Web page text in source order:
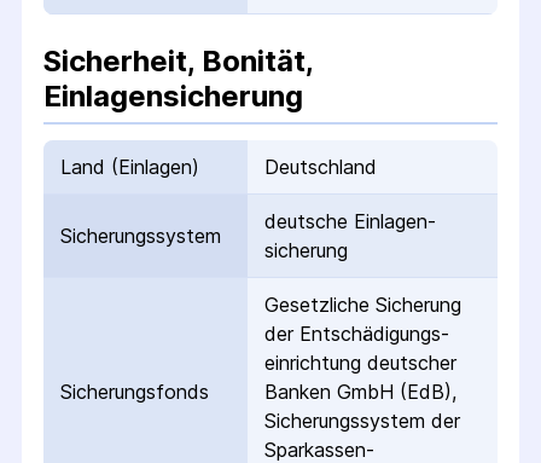
Sicherheit, Bonität,
Einlagensicherung
Land (Einlagen) Deutschland
Sicherungs­system
deutsche Einlagen­
sicherung
Sicherungs­fonds
Gesetzliche Sicherung
der Entschädigungs­
einrichtung deutscher
Banken GmbH (EdB),
Sicherungssystem der
Sparkassen-